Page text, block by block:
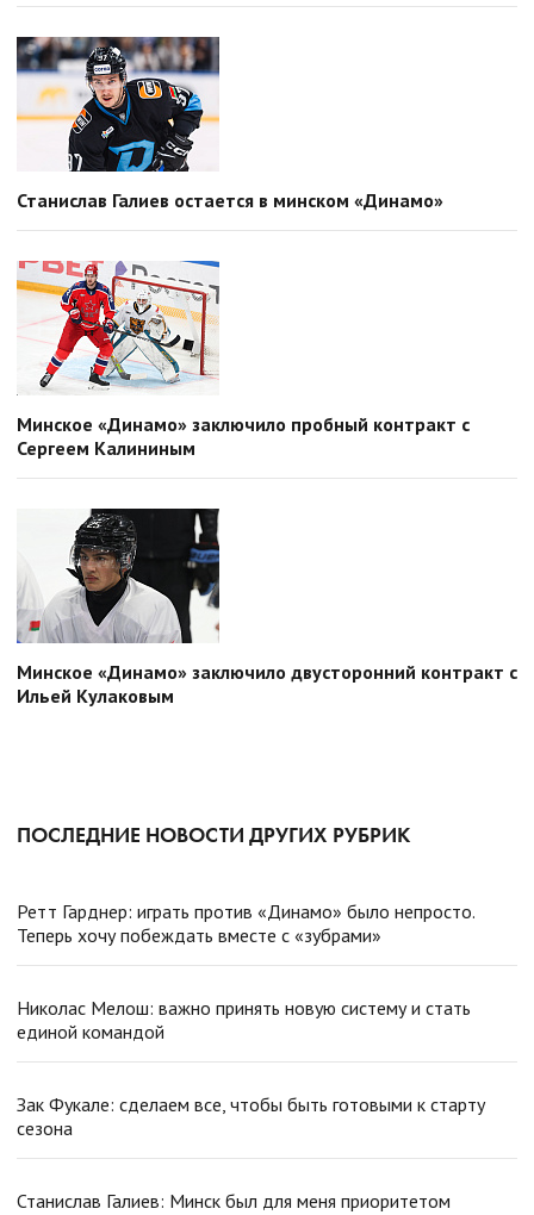
Станислав Галиев остается в минском «Динамо»
Минское «Динамо» заключило пробный контракт с
Сергеем Калининым
Минское «Динамо» заключило двусторонний контракт с
Ильей Кулаковым
ПОСЛЕДНИЕ НОВОСТИ ДРУГИХ РУБРИК
Ретт Гарднер: играть против «Динамо» было непросто.
Теперь хочу побеждать вместе с «зубрами»
Николас Мелош: важно принять новую систему и стать
единой командой
Зак Фукале: сделаем все, чтобы быть готовыми к старту
сезона
Станислав Галиев: Минск был для меня приоритетом